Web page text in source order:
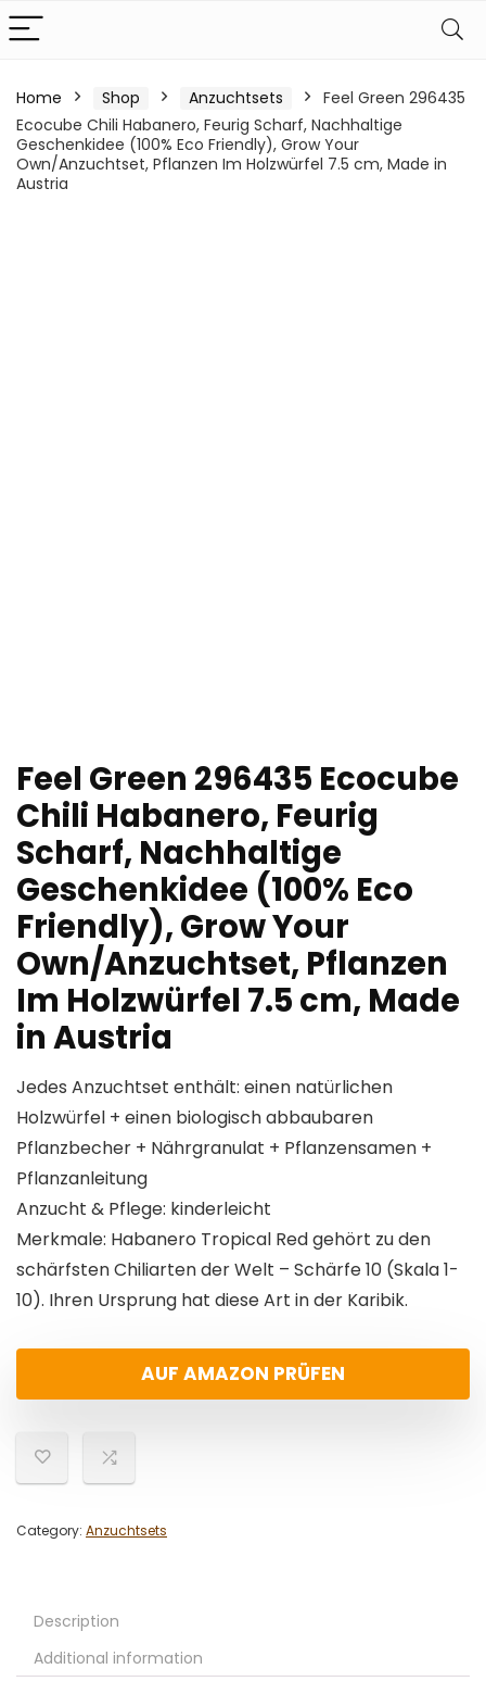
Home Shop Anzuchtsets
Feel Green 296435
Ecocube Chili Habanero, Feurig Scharf, Nachhaltige
Geschenkidee (100% Eco Friendly), Grow Your
Own/Anzuchtset, Pflanzen Im Holzwürfel 7.5 cm, Made in
Austria
Feel Green 296435 Ecocube
Chili Habanero, Feurig
Scharf, Nachhaltige
Geschenkidee (100% Eco
Friendly), Grow Your
Own/Anzuchtset, Pflanzen
Im Holzwürfel 7.5 cm, Made
in Austria
Jedes Anzuchtset enthält: einen natürlichen
Holzwürfel + einen biologisch abbaubaren
Pflanzbecher + Nährgranulat + Pflanzensamen +
Pflanzanleitung
Anzucht & Pflege: kinderleicht
Merkmale: Habanero Tropical Red gehört zu den
schärfsten Chiliarten der Welt – Schärfe 10 (Skala 1-
10). Ihren Ursprung hat diese Art in der Karibik.
AUF AMAZON PRÜFEN
Category: Anzuchtsets
Description
Additional information